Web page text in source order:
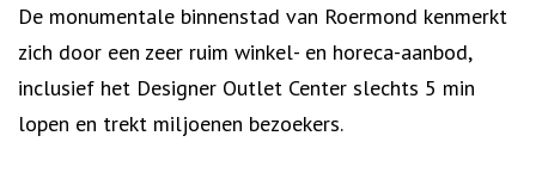
De monumentale binnenstad van Roermond kenmerkt
zich door een zeer ruim winkel- en horeca-aanbod,
inclusief het Designer Outlet Center slechts 5 min
lopen en trekt miljoenen bezoekers.